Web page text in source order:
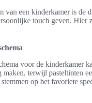
van een kinderkamer is de
touch geven. Hier
voor de kinderkamer
terwijl pasteltinten
op het favoriete